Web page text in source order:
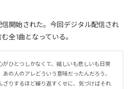
信開始された。今回デジタル配信され
全1曲となっている。
がひとつしかなくて、嬉しいも悲しいも日常
の人のアレどういう意味だったんだろう、
ざりするほど繰り返すくせに、気づけばそれ